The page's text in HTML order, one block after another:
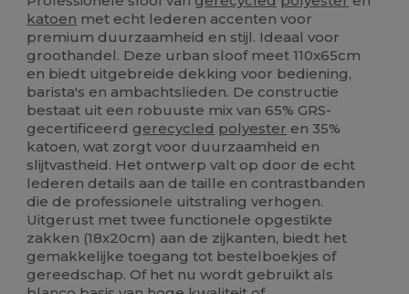
katoen met echt lederen accenten voor
premium duurzaamheid en stijl. Ideaal voor
groothandel. Deze urban sloof meet 110x65cm
en biedt uitgebreide dekking voor bediening,
barista's en ambachtslieden. De constructie
bestaat uit een robuuste mix van 65% GRS-
gecertificeerd gerecycled polyester en 35%
katoen, wat zorgt voor duurzaamheid en
slijtvastheid. Het ontwerp valt op door de echt
lederen details aan de taille en contrastbanden
die de professionele uitstraling verhogen.
Uitgerust met twee functionele opgestikte
zakken (18x20cm) aan de zijkanten, biedt het
gemakkelijke toegang tot bestelboekjes of
gereedschap. Of het nu wordt gebruikt als